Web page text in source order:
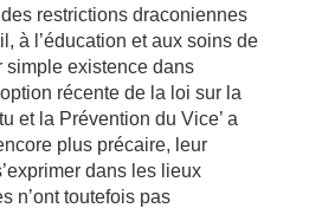
restrictions draconiennes
à l’éducation et aux soins de
simple existence dans
récente de la loi sur la
et la Prévention du Vice’ a
plus précaire, leur
dans les lieux
n’ont toutefois pas